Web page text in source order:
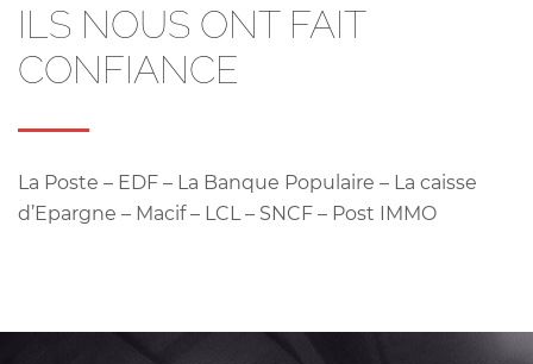
ILS NOUS ONT FAIT
CONFIANCE
La Poste – EDF – La Banque Populaire – La caisse
d’Epargne – Macif – LCL – SNCF – Post IMMO